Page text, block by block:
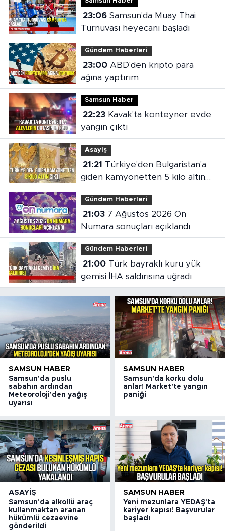
23:06Samsun'da Muay Thai
Turnuvası heyecanı başladı
Gündem Haberleri
23:00ABD'den kripto para
ağına yaptırım
Samsun Haber
22:23Kavak'ta konteyner evde
yangın çıktı
Asayiş
21:21
giden kamyonetten 5 kilo altın
çıktı
Gündem Haberleri
21:037 Ağustos 2026 On
Numara sonuçları açıklandı
Gündem Haberleri
21:00Türk bayraklı kuru yük
gemisi İHA saldırısına uğradı
SAMSUN HABER
Samsun'da puslu
sabahın ardından
Meteoroloji'den yağış
uyarısı
SAMSUN HABER
Samsun'da korku dolu
anlar! Market'te yangın
paniği
ASAYIŞ
Samsun'da alkollü araç
kullanmaktan aranan
hükümlü cezaevine
gönderildi
SAMSUN HABER
Yeni mezunlara YEDAŞ'ta
kariyer kapısı! Başvurular
başladı